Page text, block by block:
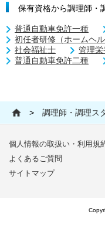
保有資格から調理師・
普通自動車免許一種
初任者研修（ホームヘル
社会福祉士
管理栄
普通自動車免許二種
> 調理師・調理ス
個人情報の取扱い・利用規
よくあるご質問
サイトマップ